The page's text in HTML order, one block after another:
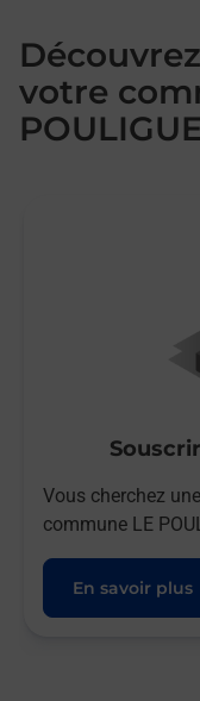
votre
Vous cherchez
commune LE
En savoir plus